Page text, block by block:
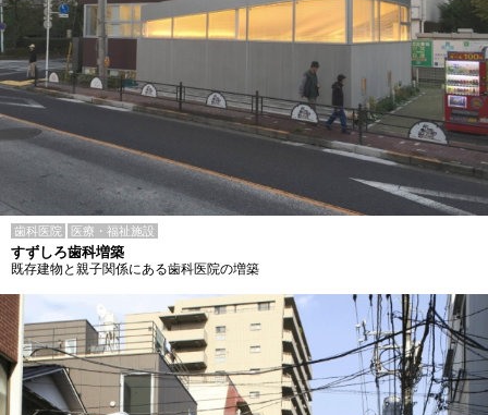
歯科医院 医療・福祉施設
すずしろ歯科増築
既存建物と親子関係にある歯科医院の増築